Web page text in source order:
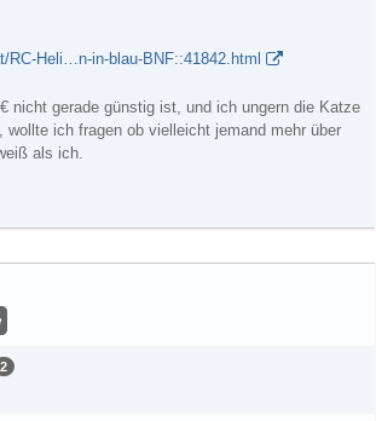
RC-Heli…n-in-blau-BNF::41842.html
nicht gerade günstig ist, und ich ungern die Katze
wollte ich fragen ob vielleicht jemand mehr über
als ich.
2